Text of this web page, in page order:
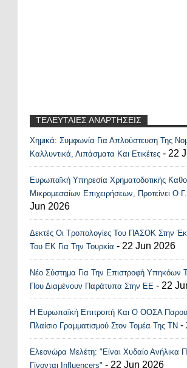
ΤΕΛΕΥΤΑΙΕΣ ΑΝΑΡΤΗΣΕΙΣ
Χημικά: Συμφωνία Για Απλούστευση Της
Καλλυντικά, Λιπάσματα Και Ετικέτες - 22
Ευρωπαϊκή Υπηρεσία Χρηματοδοτικής
Μικρομεσαίων Επιχειρήσεων, Προτείνει Ο
Jun 2026
Δεκτές Οι Τροπολογίες Του ΠΑΣΟΚ Στην
Του ΕΚ Για Την Τουρκία - 22 Jun 2026
Νέο Σύστημα Για Την Επιστροφή Υπηκόων
Που Διαμένουν Παράτυπα Στην ΕΕ - 22
Η Ευρωπαϊκή Επιτροπή Και Ο ΟΟΣΑ
Πλαίσιο Γραμματισμού Στον Τομέα Της ΤΝ -
Ελεονώρα Μελέτη: "Είναι Χυδαίο Ανήλικα
Γίνονται Influencers" - 22 Jun 2026